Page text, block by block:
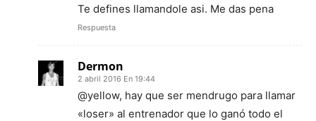
Te defines llamandole asi. Me das pena
Respuesta
Dermon
2 abril 2016 En 19:44
@yellow, hay que ser mendrugo para llamar
«loser» al entrenador que lo ganó todo el